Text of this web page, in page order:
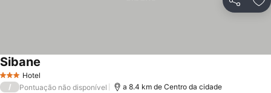
Partilhar
3 EstrelasHotel
Sibane
/ Pontuação não disponível a 8.4 km de Centro da cidade